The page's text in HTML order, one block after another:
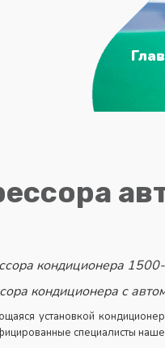
кондиционера
кондиционера с
установкой
специалисты